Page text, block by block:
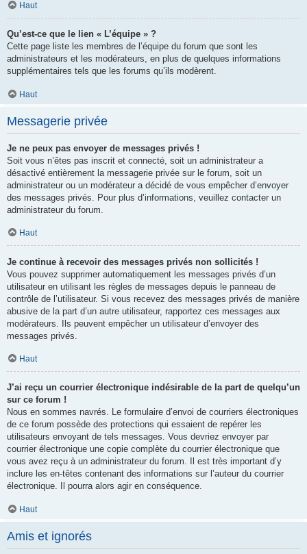
Haut
Qu’est-ce que le lien « L’équipe » ?
Cette page liste les membres de l’équipe du forum que sont les
administrateurs et les modérateurs, en plus de quelques informations
supplémentaires tels que les forums qu’ils modèrent.
Haut
Messagerie privée
Je ne peux pas envoyer de messages privés !
Soit vous n’êtes pas inscrit et connecté, soit un administrateur a
désactivé entièrement la messagerie privée sur le forum, soit un
administrateur ou un modérateur a décidé de vous empêcher d’envoyer
des messages privés. Pour plus d’informations, veuillez contacter un
administrateur du forum.
Haut
Je continue à recevoir des messages privés non sollicités !
Vous pouvez supprimer automatiquement les messages privés d’un
utilisateur en utilisant les règles de messages depuis le panneau de
contrôle de l’utilisateur. Si vous recevez des messages privés de manière
abusive de la part d’un autre utilisateur, rapportez ces messages aux
modérateurs. Ils peuvent empêcher un utilisateur d’envoyer des
messages privés.
Haut
J’ai reçu un courrier électronique indésirable de la part de quelqu’un
sur ce forum !
Nous en sommes navrés. Le formulaire d’envoi de courriers électroniques
de ce forum possède des protections qui essaient de repérer les
utilisateurs envoyant de tels messages. Vous devriez envoyer par
courrier électronique une copie complète du courrier électronique que
vous avez reçu à un administrateur du forum. Il est très important d’y
inclure les en-têtes contenant des informations sur l’auteur du courrier
électronique. Il pourra alors agir en conséquence.
Haut
Amis et ignorés